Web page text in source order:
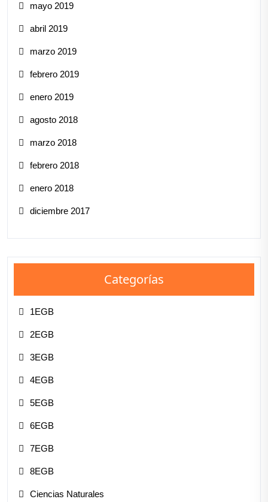
mayo 2019
abril 2019
marzo 2019
febrero 2019
enero 2019
agosto 2018
marzo 2018
febrero 2018
enero 2018
diciembre 2017
Categorías
1EGB
2EGB
3EGB
4EGB
5EGB
6EGB
7EGB
8EGB
Ciencias Naturales